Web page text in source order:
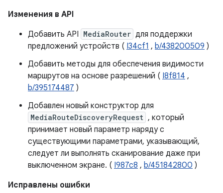
Изменения в API
Добавить API MediaRouter для поддержки
предложений устройств ( I34cf1 , b/438200509 )
Добавить методы для обеспечения видимости
маршрутов на основе разрешений ( I8f814 ,
b/395174487 )
Добавлен новый конструктор для
MediaRouteDiscoveryRequest , который
принимает новый параметр наряду с
существующими параметрами, указывающий,
следует ли выполнять сканирование даже при
выключенном экране. ( I987c8 , b/451842800 )
Исправлены ошибки